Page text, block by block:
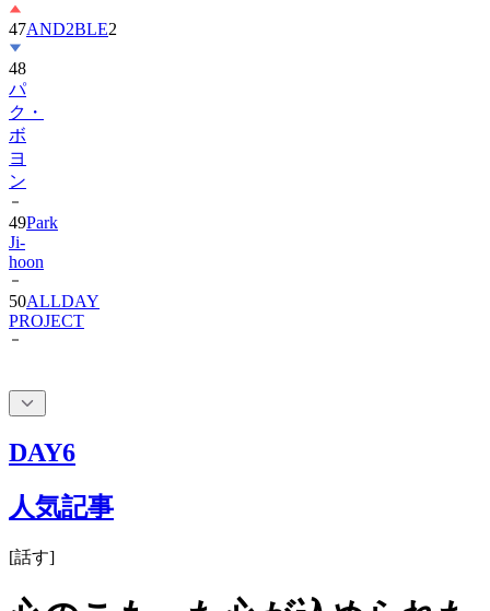
48
パ
ク・
ボ
ヨ
ン
49
Ji-
hoon
50ALLDAY
PROJECT
DAY6
人気記事
[話す]